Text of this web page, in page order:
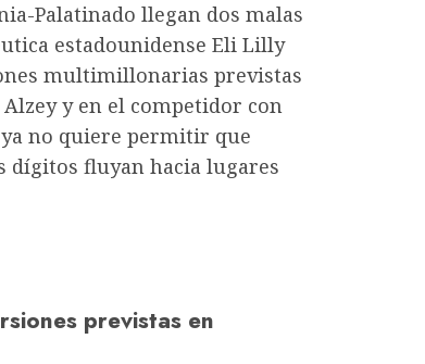
Palatinado llegan dos malas
estadounidense Eli Lilly
multimillonarias previstas
y en el competidor con
ya no quiere permitir que
dígitos fluyan hacia lugares
previstas en